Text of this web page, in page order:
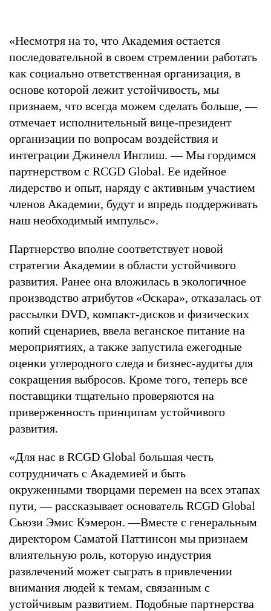
«Несмотря на то, что Академия остается
последовательной в своем стремлении работать
как социально ответственная организация, в
основе которой лежит устойчивость, мы
признаем, что всегда можем сделать больше, —
отмечает исполнительный вице-президент
организации по вопросам воздействия и
интеграции Джинелл Инглиш. — Мы гордимся
партнерством с RCGD Global. Ее идейное
лидерство и опыт, наряду с активным участием
членов Академии, будут и впредь поддерживать
наш необходимый импульс».
Партнерство вполне соответствует новой
стратегии Академии в области устойчивого
развития. Ранее она вложилась в экологичное
производство атрибутов «Оскара», отказалась от
рассылки DVD, компакт-дисков и физических
копий сценариев, ввела веганское питание на
мероприятиях, а также запустила ежегодные
оценки углеродного следа и бизнес-аудиты для
сокращения выбросов. Кроме того, теперь все
поставщики тщательно проверяются на
приверженность принципам устойчивого
развития.
«Для нас в RCGD Global большая честь
сотрудничать с Академией и быть
окруженными творцами перемен на всех этапах
пути, — рассказывает основатель RCGD Global
Сьюзи Эмис Кэмерон. —Вместе с генеральным
директором Саматой Паттинсон мы признаем
влиятельную роль, которую индустрия
развлечений может сыграть в привлечении
внимания людей к темам, связанным с
устойчивым развитием. Подобные партнерства